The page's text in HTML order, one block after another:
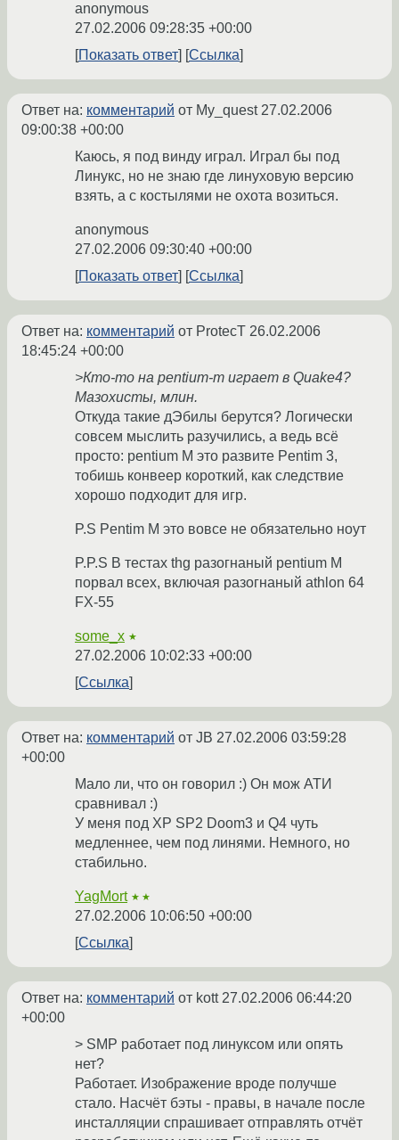
anonymous
27.02.2006 09:28:35 +00:00
Показать ответ
Ссылка
Ответ на: комментарий от My_quest27.02.2006
09:00:38 +00:00
Каюсь, я под винду играл. Играл бы под
Линукс, но не знаю где линуховую версию
взять, а с костылями не охота возиться.
anonymous
27.02.2006 09:30:40 +00:00
Показать ответ
Ссылка
Ответ на: комментарий от ProtecT 26.02.2006
18:45:24 +00:00
>Кто-то на pentium-m играет в Quake4?
Мазохисты, млин.
Откуда такие дЭбилы берутся? Логически
совсем мыслить разучились, а ведь всё
просто: pentium M это развите Pentim 3,
тобишь конвеер короткий, как следствие
хорошо подходит для игр.
P.S Pentim M это вовсе не обязательно ноут
P.P.S В тестах thg разогнаный pentium M
порвал всех, включая разогнаный athlon 64
FX-55
some_x ★
27.02.2006 10:02:33 +00:00
Ссылка
Ответ на: комментарий от JB 27.02.2006 03:59:28
+00:00
Мало ли, что он говорил :) Он мож АТИ
сравнивал :)
У меня под XP SP2 Doom3 и Q4 чуть
медленнее, чем под линями. Немного, но
стабильно.
YagMort ★★
27.02.2006 10:06:50 +00:00
Ссылка
Ответ на: комментарий от kott27.02.2006 06:44:20
+00:00
> SMP работает под линуксом или опять
нет?
Работает. Изображение вроде получше
стало. Насчёт бэты - правы, в начале после
инсталляции спрашивает отправлять отчёт